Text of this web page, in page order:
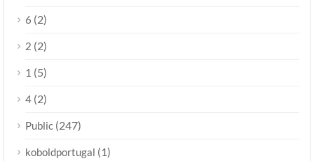
6 (2)
2 (2)
1 (5)
4 (2)
Public (247)
koboldportugal (1)